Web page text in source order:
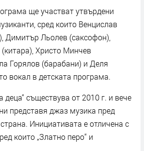
ще участват утвърдени
сред които Венцислав
Димитър Льолев (саксофон),
Христо Минчев
Горялов (барабани) и Деля
вокал в детската програма.
деца“ съществува от 2010 г. и вече
представя джаз музика пред
Инициативата е отличена с
които „Златно перо“ и